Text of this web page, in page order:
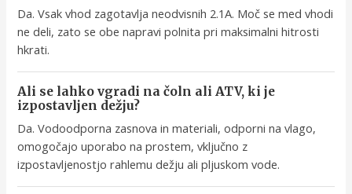
Da. Vsak vhod zagotavlja neodvisnih 2.1A. Moč se med vhodi
ne deli, zato se obe napravi polnita pri maksimalni hitrosti
hkrati.
Ali se lahko vgradi na čoln ali ATV, ki je
izpostavljen dežju?
Da. Vodoodporna zasnova in materiali, odporni na vlago,
omogočajo uporabo na prostem, vključno z
izpostavljenostjo rahlemu dežju ali pljuskom vode.